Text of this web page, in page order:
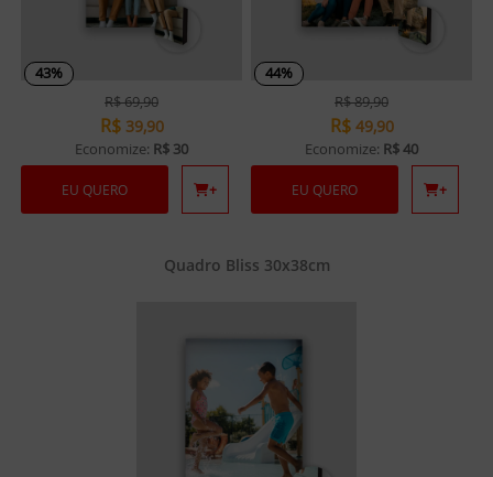
43%
R$69,90
R$ 39,90
Economize: R$ 30
EU QUERO +
44%
R$89,90
R$ 49,90
Economize: R$ 40
EU QUERO +
Quadro Bliss 30x38cm